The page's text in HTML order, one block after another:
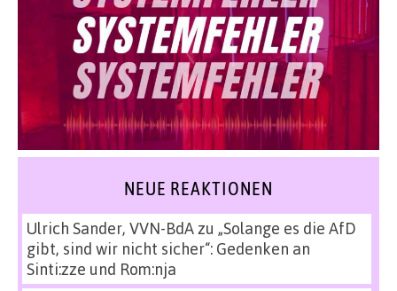
NEUE REAKTIONEN
Ulrich Sander, VVN-BdAzu „Solange es die AfD
gibt, sind wir nicht sicher“: Gedenken an
Sinti:zze und Rom:nja